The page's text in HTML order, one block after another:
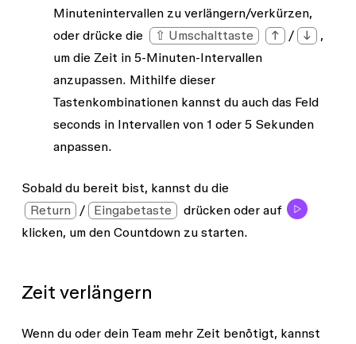
Minutenintervallen zu verlängern/verkürzen,
oder drücke die
⇧ Umschalttaste ↑ / ↓
,
um die Zeit in 5-Minuten-Intervallen
anzupassen. Mithilfe dieser
Tastenkombinationen kannst du auch das Feld
secondsin Intervallen von 1 oder 5 Sekunden
anpassen.
Sobald du bereit bist, kannst du die
Return
/ Eingabetaste
drücken oder auf
klicken, um den Countdown zu starten.
Zeit verlängern
Wenn du oder dein Team mehr Zeit benötigt, kannst